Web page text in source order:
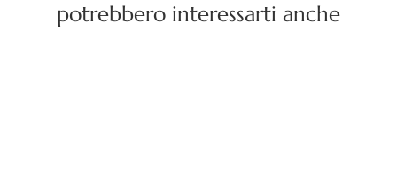
potrebbero interessarti anche